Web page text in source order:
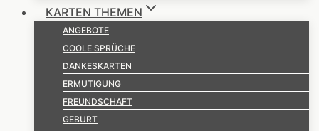
KARTEN THEMEN
ANGEBOTE
COOLE SPRÜCHE
DANKESKARTEN
ERMUTIGUNG
FREUNDSCHAFT
GEBURT